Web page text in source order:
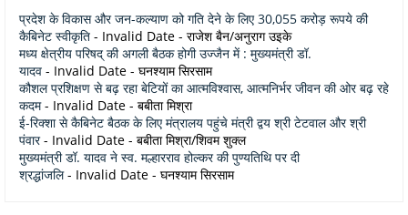
प्रदेश के विकास और जन-कल्याण को गति देने के लिए 30,055 करोड़ रूपये की
कैबिनेट स्वीकृति - Invalid Date - राजेश बैन/अनुराग उइके
मध्य क्षेत्रीय परिषद् की अगली बैठक होगी उज्जैन में : मुख्यमंत्री डॉ.
यादव - Invalid Date - घनश्याम सिरसाम
कौशल प्रशिक्षण से बढ़ रहा बेटियों का आत्मविश्वास, आत्मनिर्भर जीवन की ओर बढ़ रहे
कदम- Invalid Date - बबीता मिश्रा
ई-रिक्शा से कैबिनेट बैठक के लिए मंत्रालय पहुंचे मंत्री द्वय श्री टेटवाल और श्री
पंवार- Invalid Date - बबीता मिश्रा/शिवम शुक्ल
मुख्यमंत्री डॉ. यादव ने स्व. मल्हारराव होल्कर की पुण्यतिथि पर दी
श्रद्धांजलि- Invalid Date - घनश्याम सिरसाम